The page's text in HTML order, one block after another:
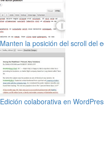
Manten la posición del scroll del
Edición colaborativa en